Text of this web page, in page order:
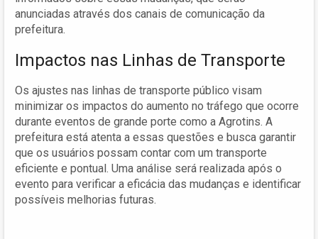
anunciadas através dos canais de comunicação da
prefeitura.
Impactos nas Linhas de Transporte
Os ajustes nas linhas de transporte público visam
minimizar os impactos do aumento no tráfego que ocorre
durante eventos de grande porte como a Agrotins. A
prefeitura está atenta a essas questões e busca garantir
que os usuários possam contar com um transporte
eficiente e pontual. Uma análise será realizada após o
evento para verificar a eficácia das mudanças e identificar
possíveis melhorias futuras.